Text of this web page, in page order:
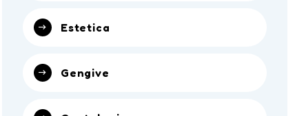
Estetica
Gengive